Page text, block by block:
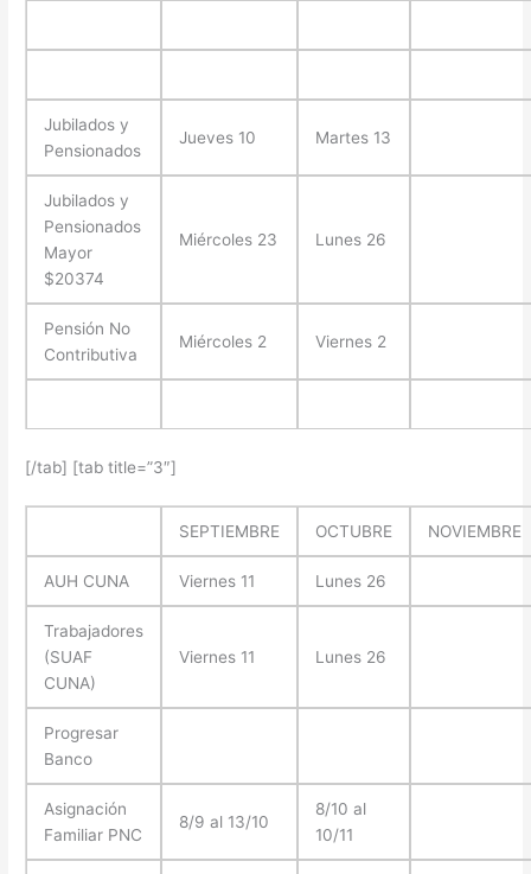
Jubilados y
Pensionados
Jueves 10 Martes 13
Jubilados y
Pensionados
Mayor
$20374
Miércoles 23 Lunes 26
Pensión No
Contributiva
Miércoles 2 Viernes 2
[/tab] [tab title=”3″]
SEPTIEMBRE OCTUBRE NOVIEMBRE
AUH CUNA Viernes 11 Lunes 26
Trabajadores
(SUAF
CUNA)
Viernes 11 Lunes 26
Progresar
Banco
Asignación
Familiar PNC
8/9 al 13/10
8/10 al
10/11